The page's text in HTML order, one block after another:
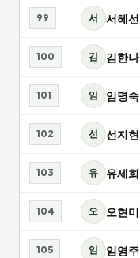
99 서 서혜선
100 김 김한나
101 임 임명숙
102 선 선지현
103 유 유세희
104 오 오현미
105 임 임영주